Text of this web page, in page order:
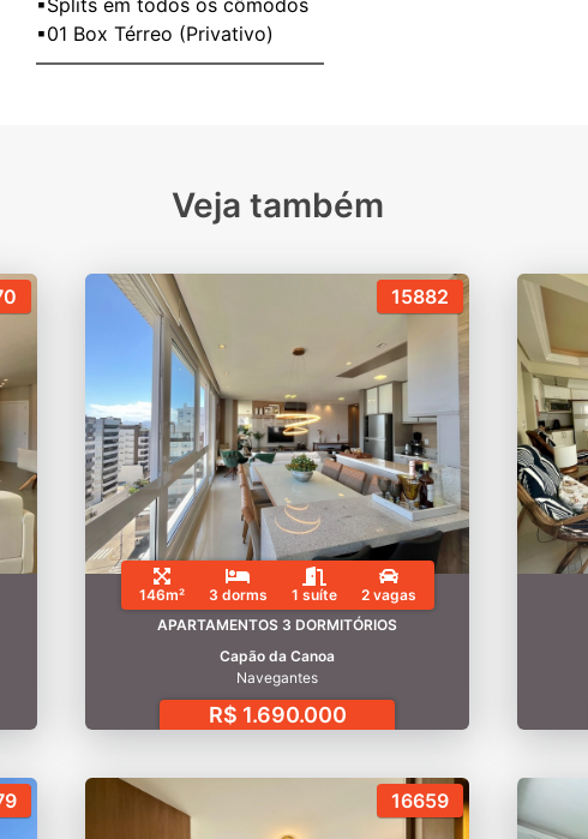
▪Splits em todos os cômodos
▪01 Box Térreo (Privativo)
———————————————
Veja também
15882
146m² 3 dorms 1 suíte
2 vagas
APARTAMENTOS 3 DORMITÓRIOS
Capão da Canoa
Navegantes
R$ 1.690.000
16659